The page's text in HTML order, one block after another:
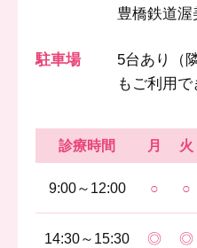
豊橋鉄道
駐車場
5台あり（
もご利用で
診療時間 月 火
9:00～12:00 ○ ○
14:30～15:30 ◎ ◎